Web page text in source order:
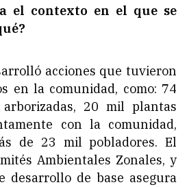
el contexto en el que se
acciones que tuvieron
en la comunidad, como: 74
20 mil plantas
con la comunidad,
de 23 mil pobladores. El
Ambientales Zonales, y
desarrollo de base asegura